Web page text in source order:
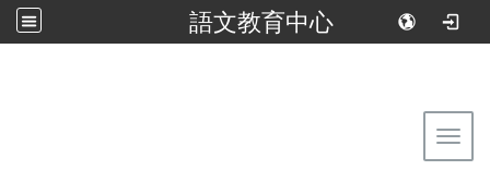
語文教育中心